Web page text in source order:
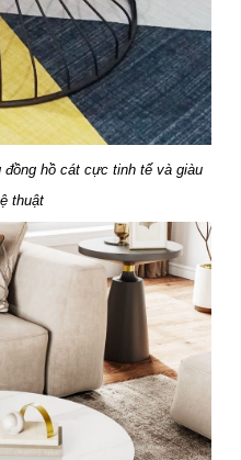
hồ cát cực tinh tế và giàu
thuật